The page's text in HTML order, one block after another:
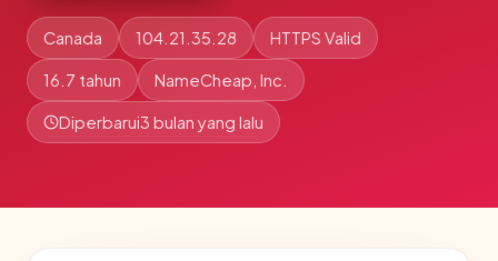
Canada 104.21.35.28 HTTPS Valid
16.7 tahun NameCheap, Inc.
Diperbarui3 bulan yang lalu